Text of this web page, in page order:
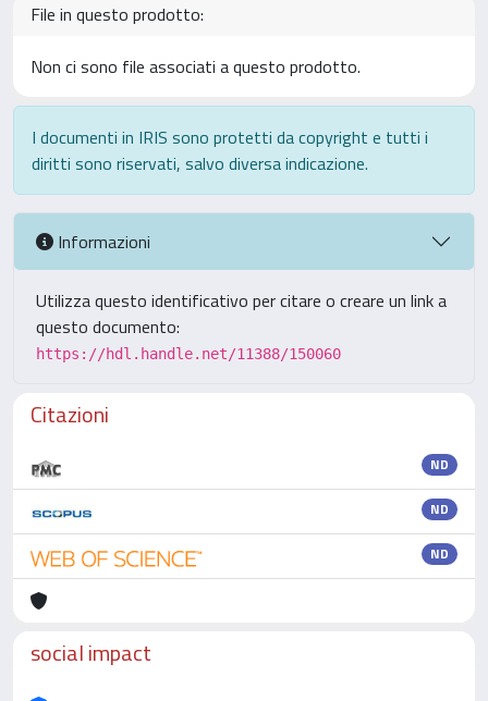
File in questo prodotto:
Non ci sono file associati a questo prodotto.
I documenti in IRIS sono protetti da copyright e tutti i
diritti sono riservati, salvo diversa indicazione.
Informazioni
Utilizza questo identificativo per citare o creare un link a
questo documento:
https://hdl.handle.net/11388/150060
Citazioni
ND
ND
ND
social impact